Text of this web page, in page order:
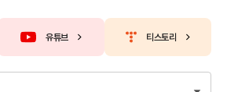
유튜브 티스토리